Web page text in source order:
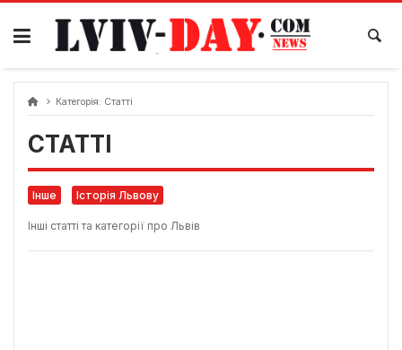
Skip
content
Категорія: Статті
СТАТТІ
Інше Історія Львову
Інші статті та категорії про Львів